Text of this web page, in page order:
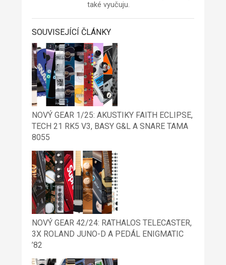
také vyučuju.
SOUVISEJÍCÍ ČLÁNKY
NOVÝ GEAR 1/25: AKUSTIKY FAITH ECLIPSE,
TECH 21 RK5 V3, BASY G&L A SNARE TAMA
8055
NOVÝ GEAR 42/24: RATHALOS TELECASTER,
3X ROLAND JUNO-D A PEDÁL ENIGMATIC
’82